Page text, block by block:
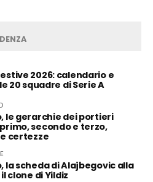
2026: calendario e
20 squadre di Serie A
le gerarchie dei portieri
secondo e terzo,
certezze
la scheda di Alajbegovic alla
clone di Yildiz